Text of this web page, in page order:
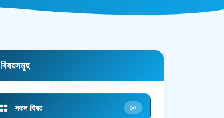
বিষয়সমূহ
সকল বিষয় ১০